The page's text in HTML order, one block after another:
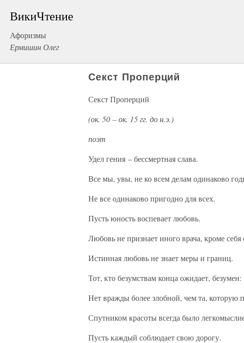
ВикиЧтение
Афоризмы
Ермишин Олег
Секст Проперций
Секст Проперций
(ок. 50 – ок. 15 гг. до н.э.)
поэт
Удел гения – бессмертная слава.
Все мы, увы, не ко всем делам одинаково
Не все одинаково пригодно для всех.
Пусть юность воспевает любовь.
Любовь не признает иного врача, кроме себя
Истинная любовь не знает меры и границ.
Тот, кто безумствам конца ожидает,
Нет вражды более злобной, чем та, которую
Спутником красоты всегда было
Пусть каждый соблюдает свою дорогу.